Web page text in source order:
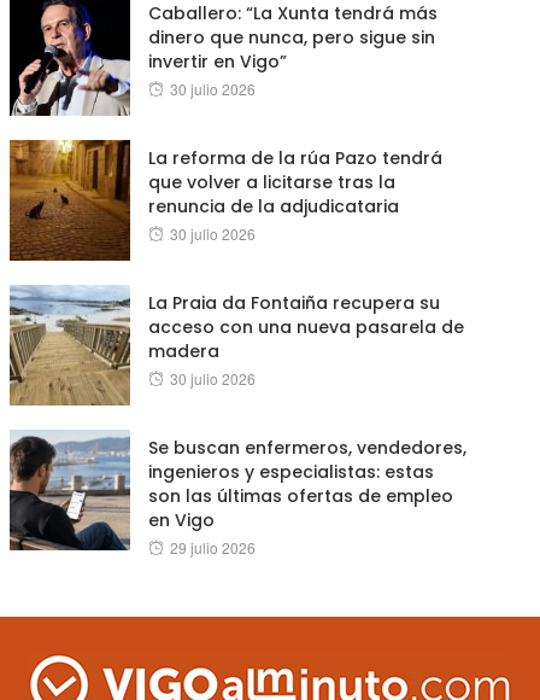
Caballero: “La Xunta tendrá más
dinero que nunca, pero sigue sin
invertir en Vigo”
Posted
30 julio 2026
La reforma de la rúa Pazo tendrá
que volver a licitarse tras la
renuncia de la adjudicataria
Posted
30 julio 2026
La Praia da Fontaiña recupera su
acceso con una nueva pasarela de
madera
Posted
30 julio 2026
Se buscan enfermeros, vendedores,
ingenieros y especialistas: estas
son las últimas ofertas de empleo
en Vigo
Posted
29 julio 2026